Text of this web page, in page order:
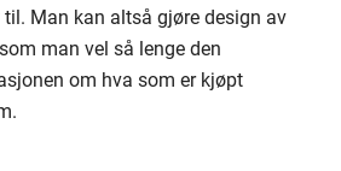
Man kan altså gjøre design av
man vel så lenge den
om hva som er kjøpt